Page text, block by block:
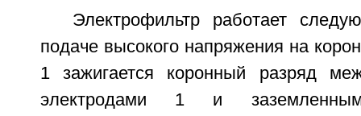
Электрофильтр работает
подаче высокого напряжения на
1 зажигается коронный разряд
электродами 1 и